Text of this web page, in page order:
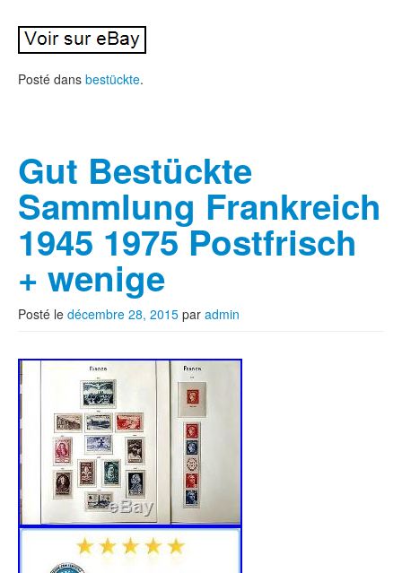
Posté dans bestückte.
Gut Bestückte
Sammlung Frankreich
1945 1975 Postfrisch
+ wenige
Posté le décembre 28, 2015 par admin